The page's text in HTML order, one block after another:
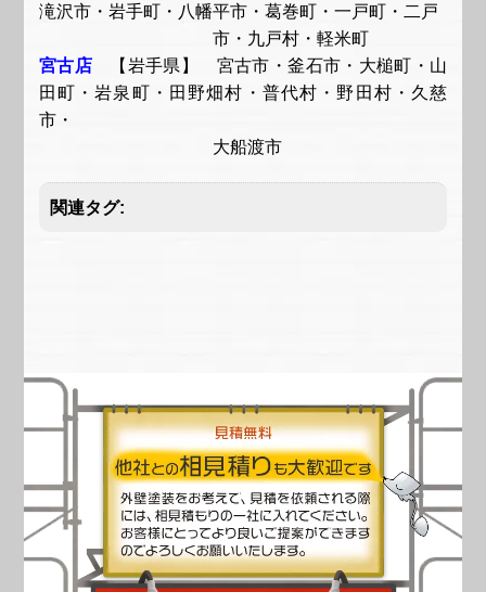
滝沢市・岩手町・八幡平市・葛巻町・一戸町・二戸
市・九戸村・軽米町
宮古店
【岩手県】 宮古市・釜石市・大槌町・山
田町・岩泉町・田野畑村・普代村・野田村・久慈
市・
大船渡市
関連タグ: